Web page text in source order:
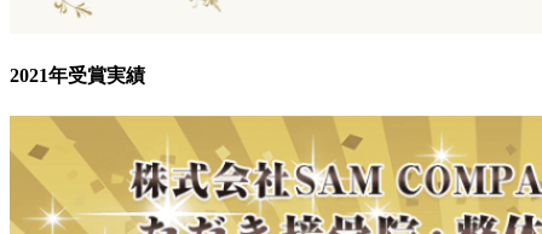
2021年受賞実績